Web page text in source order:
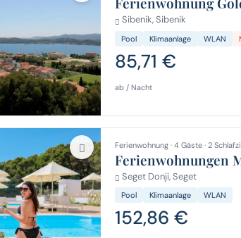
Sibenik, Sibenik
Pool Klimaanlage WLAN
85,71 €
ab / Nacht
Ferienwohnung · 4 Gäste · 2
Ferienwohnungen
Seget Donji, Seget
Pool Klimaanlage WLAN
152,86 €